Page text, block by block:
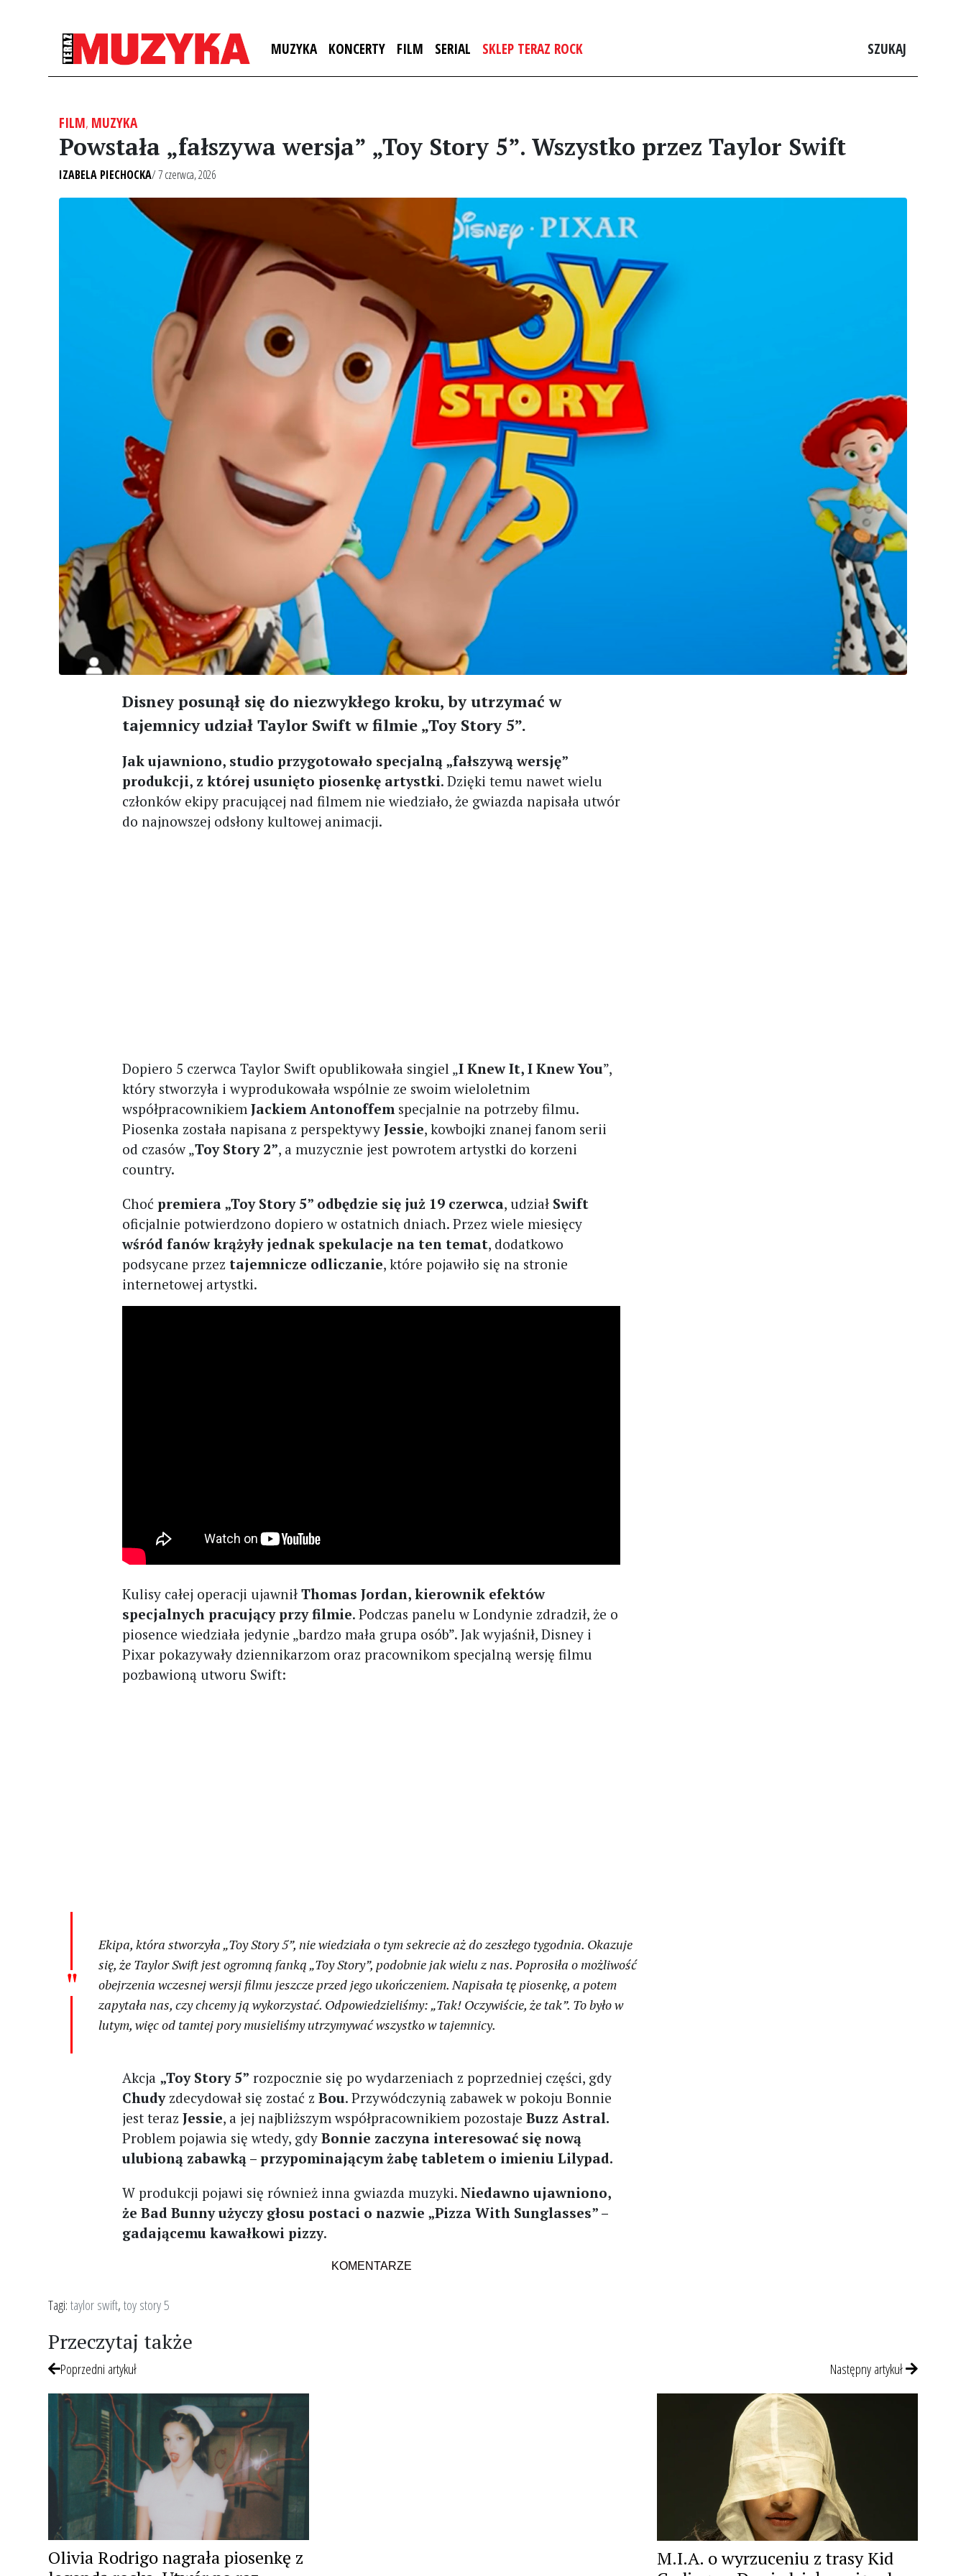
MUZYKA KONCERTY FILM SERIAL SKLEP TERAZ ROCK SZUKAJ
FILM, MUZYKA
Powstała „fałszywa wersja” „Toy Story 5”. Wszystko przez Taylor Swift
IZABELA PIECHOCKA/ 7 czerwca, 2026
Disney posunął się do niezwykłego kroku, by utrzymać w
tajemnicy udział Taylor Swift w filmie „Toy Story 5”.
Jak ujawniono, studio przygotowało specjalną „fałszywą wersję”
produkcji, z której usunięto piosenkę artystki. Dzięki temu nawet wielu
członków ekipy pracującej nad filmem nie wiedziało, że gwiazda napisała utwór
do najnowszej odsłony kultowej animacji.
Dopiero 5 czerwca Taylor Swift opublikowała singiel „I Knew It, I Knew You”,
który stworzyła i wyprodukowała wspólnie ze swoim wieloletnim
współpracownikiemJackiem Antonoffemspecjalnie na potrzeby filmu.
Piosenka została napisana z perspektywyJessie, kowbojki znanej fanom serii
od czasów „Toy Story 2”, a muzycznie jest powrotem artystki do korzeni
country.
Choćpremiera „Toy Story 5” odbędzie się już 19 czerwca, udział Swift
oficjalnie potwierdzono dopiero w ostatnich dniach. Przez wiele miesięcy
wśród fanów krążyły jednak spekulacje na ten temat, dodatkowo
podsycane przez tajemnicze odliczanie, które pojawiło się na stronie
internetowej artystki.
Kulisy całej operacji ujawniłThomas Jordan, kierownik efektów
specjalnych pracujący przy filmie. Podczas panelu w Londynie zdradził, że o
piosence wiedziała jedynie „bardzo mała grupa osób”. Jak wyjaśnił, Disney i
Pixar pokazywały dziennikarzom oraz pracownikom specjalną wersję filmu
pozbawioną utworu Swift:
Ekipa, która stworzyła „Toy Story 5”, nie wiedziała o tym sekrecie aż do zeszłego tygodnia. Okazuje
się, że Taylor Swift jest ogromną fanką „Toy Story”, podobnie jak wielu z nas. Poprosiła o możliwość
obejrzenia wczesnej wersji filmu jeszcze przed jego ukończeniem. Napisała tę piosenkę, a potem
zapytała nas, czy chcemy ją wykorzystać. Odpowiedzieliśmy: „Tak! Oczywiście, że tak”. To było w
lutym, więc od tamtej pory musieliśmy utrzymywać wszystko w tajemnicy.
Akcja „Toy Story 5” rozpocznie się po wydarzeniach z poprzedniej części, gdy
Chudy zdecydował się zostać zBou. Przywódczynią zabawek w pokoju Bonnie
jest terazJessie, a jej najbliższym współpracownikiem pozostajeBuzz Astral.
Problem pojawia się wtedy, gdyBonnie zaczyna interesować się nową
ulubioną zabawką – przypominającym żabę tabletem o imieniu Lilypad.
W produkcji pojawi się również inna gwiazda muzyki.Niedawno ujawniono,
że Bad Bunny użyczy głosu postaci o nazwie „Pizza With Sunglasses” –
gadającemu kawałkowi pizzy.
KOMENTARZE
Tagi:taylor swift,toy story 5
Przeczytaj także
Poprzedni artykuł
Olivia Rodrigo nagrała piosenkę z
Następny artykuł
M.I.A. o wyrzuceniu z trasy Kid